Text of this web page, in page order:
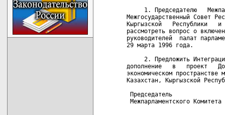
1. Председателю
Межгосударственный Совет
Кыргызской   Республики   и
рассмотреть вопрос о
руководителей  палат
29 марта 1996 года.
2. Предложить
дополнение   в   проект
экономическом
Казахстан, Кыргызской
Председатель
Межпарламентского